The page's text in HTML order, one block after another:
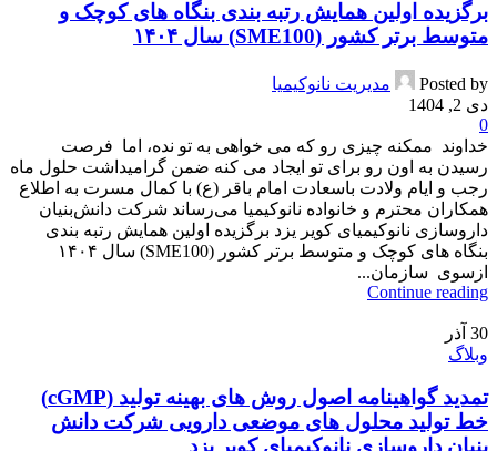
برگزیده اولین همایش رتبه بندی بنگاه های کوچک و
متوسط برتر کشور (SME100) سال ۱۴۰۴
Posted by
مدیریت نانوکیمیا
دی 2, 1404
0
خداوند ممکنه چیزی رو که می خواهی به تو نده، اما فرصت
رسیدن به اون رو برای تو ایجاد می کنه ضمن گرامیداشت حلول ماه
رجب و ایام ولادت باسعادت امام باقر (ع) با کمال مسرت به اطلاع
همکاران محترم و خانواده نانوکیمیا می‌رساند شرکت دانش‌بنیان
داروسازی نانوکیمیای کویر یزد برگزیده اولین همایش رتبه بندی
بنگاه های کوچک و متوسط برتر کشور (SME100) سال ۱۴۰۴
ازسوی سازمان...
Continue reading
30 آذر
وبلاگ
تمدید گواهینامه اصول روش های بهینه تولید (cGMP)
خط تولید محلول های موضعی دارویی شرکت دانش
بنیان داروسازی نانوکیمیای کویر یزد